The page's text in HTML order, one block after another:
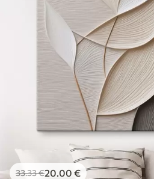
Hind Alates .00
33.33€20.00 €